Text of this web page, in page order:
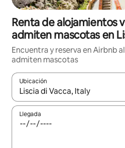
Renta de alojamientos
admiten mascotas en
Encuentra y reserva en Airbnb
admiten mascotas
Ubicación
Cuando los resultados estén
Llegada